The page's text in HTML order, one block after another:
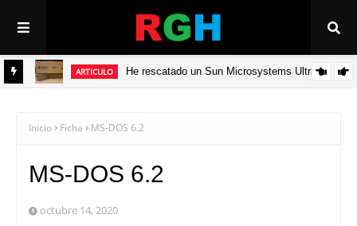
ARTICULO He rescatado un Sun Microsystems Ultra 5
Inicio Ficha MS-DOS 6.2
MS-DOS 6.2
octubre 14, 2020